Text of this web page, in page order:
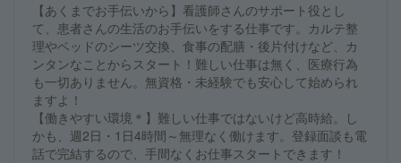
【あくまでお手伝いから】看護師さんのサポート役とし
て、患者さんの生活のお手伝いをする仕事です。カルテ整
理やベッドのシーツ交換、食事の配膳・後片付けなど、カ
ンタンなことからスタート！難しい仕事は無く、医療行為
も一切ありません。無資格・未経験でも安心して始められ
ますよ！
【働きやすい環境＊】難しい仕事ではないけど高時給。し
かも、週2日・1日4時間～無理なく働けます。登録面談も電
話で完結するので、手間なくお仕事スタートできます！